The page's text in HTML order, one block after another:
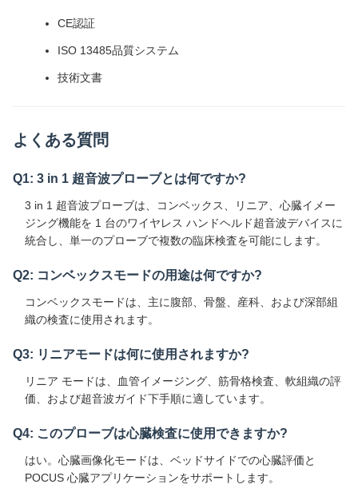
CE認証
ISO 13485品質システム
技術文書
よくある質問
Q1: 3 in 1 超音波プローブとは何ですか?
3 in 1 超音波プローブは、コンベックス、リニア、心臓イメー
ジング機能を 1 台のワイヤレス ハンドヘルド超音波デバイスに
統合し、単一のプローブで複数の臨床検査を可能にします。
Q2: コンベックスモードの用途は何ですか?
コンベックスモードは、主に腹部、骨盤、産科、および深部組
織の検査に使用されます。
Q3: リニアモードは何に使用されますか?
リニア モードは、血管イメージング、筋骨格検査、軟組織の評
価、および超音波ガイド下手順に適しています。
Q4: このプローブは心臓検査に使用できますか?
はい。心臓画像化モードは、ベッドサイドでの心臓評価と
POCUS 心臓アプリケーションをサポートします。